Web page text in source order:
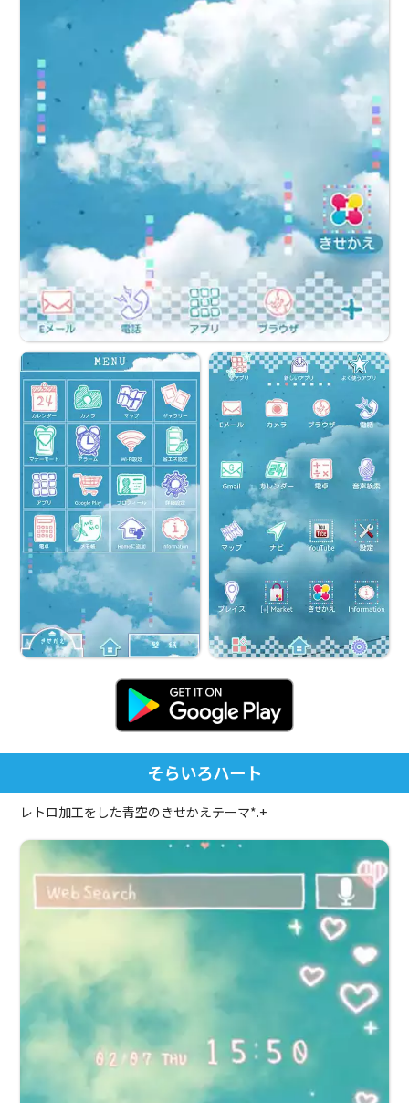
そらいろハート
レトロ加工をした青空のきせかえテーマ*.+